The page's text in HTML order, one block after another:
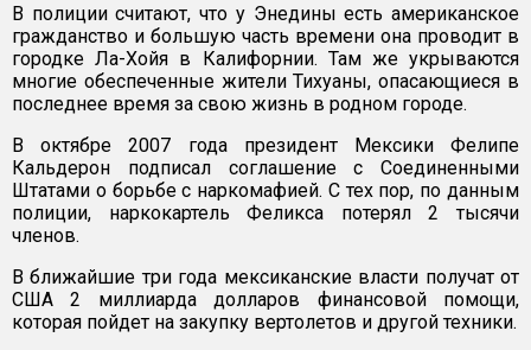
В полиции считают, что у Энедины есть американское
гражданство и большую часть времени она проводит в
городке Ла-Хойя в Калифорнии. Там же укрываются
многие обеспеченные жители Тихуаны, опасающиеся в
последнее время за свою жизнь в родном городе.
В октябре 2007 года президент Мексики Фелипе
Кальдерон подписал соглашение с Соединенными
Штатами о борьбе с наркомафией. С тех пор, по данным
полиции, наркокартель Феликса потерял 2 тысячи
членов.
В ближайшие три года мексиканские власти получат от
США 2 миллиарда долларов финансовой помощи,
которая пойдет на закупку вертолетов и другой техники.